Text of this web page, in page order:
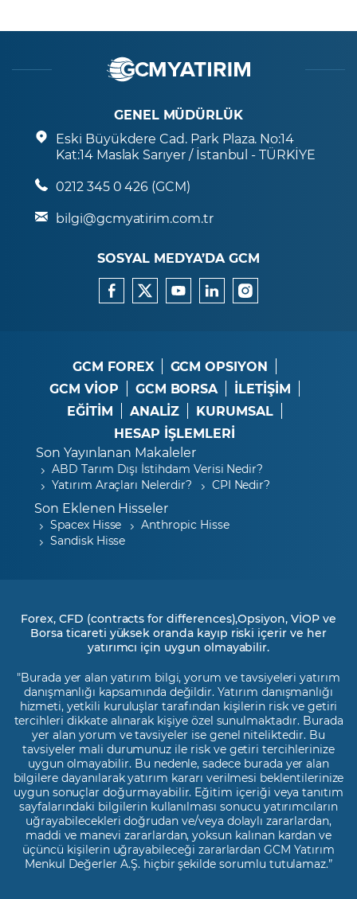
GENEL MÜDÜRLÜK
Eski Büyükdere Cad. Park Plaza. No:14
Kat:14 Maslak Sarıyer / İstanbul - TÜRKİYE
0212 345 0 426 (GCM)
bilgi@gcmyatirim.com.tr
SOSYAL MEDYA’DA GCM
GCM FOREX
GCM OPSIYON
GCM VİOP
GCM BORSA
İLETİŞİM
EĞİTİM
ANALİZ
KURUMSAL
HESAP İŞLEMLERİ
Son Yayınlanan Makaleler
ABD Tarım Dışı İstihdam Verisi Nedir?
Yatırım Araçları Nelerdir?
CPI Nedir?
Son Eklenen Hisseler
Spacex Hisse
Anthropic Hisse
Sandisk Hisse
Forex, CFD (contracts for differences),Opsiyon, VİOP ve
Borsa ticareti yüksek oranda kayıp riski içerir ve her
yatırımcı için uygun olmayabilir.
"Burada yer alan yatırım bilgi, yorum ve tavsiyeleri yatırım
danışmanlığı kapsamında değildir. Yatırım danışmanlığı
hizmeti, yetkili kuruluşlar tarafından kişilerin risk ve getiri
tercihleri dikkate alınarak kişiye özel sunulmaktadır. Burada
yer alan yorum ve tavsiyeler ise genel niteliktedir. Bu
tavsiyeler mali durumunuz ile risk ve getiri tercihlerinize
uygun olmayabilir. Bu nedenle, sadece burada yer alan
bilgilere dayanılarak yatırım kararı verilmesi beklentilerinize
uygun sonuçlar doğurmayabilir. Eğitim içeriği veya tanıtım
sayfalarındaki bilgilerin kullanılması sonucu yatırımcıların
uğrayabilecekleri doğrudan ve/veya dolaylı zararlardan,
maddi ve manevi zararlardan, yoksun kalınan kardan ve
üçüncü kişilerin uğrayabileceği zararlardan GCM Yatırım
Menkul Değerler A.Ş. hiçbir şekilde sorumlu tutulamaz.”